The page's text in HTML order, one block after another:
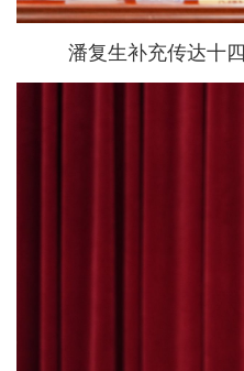
潘复生补充传达十